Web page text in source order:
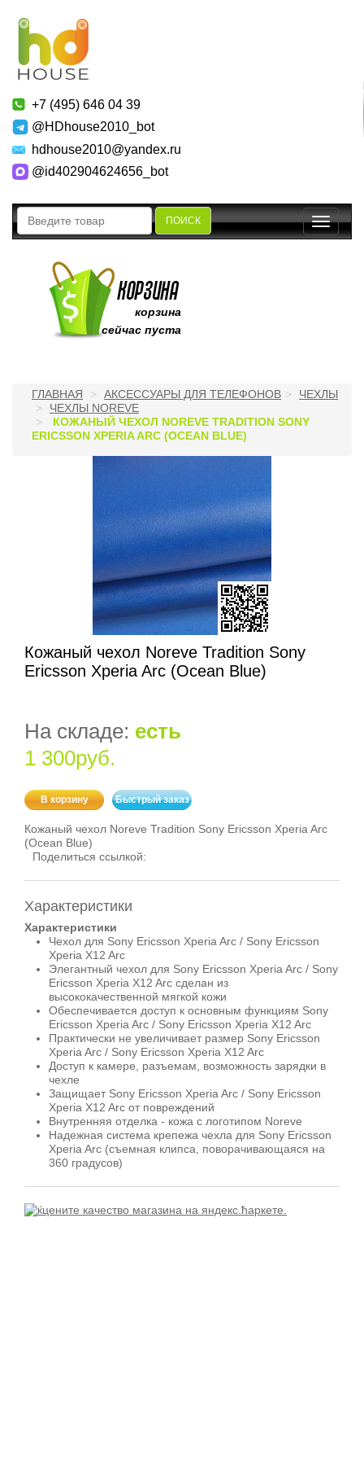
+7 (495) 646 04 39
@HDhouse2010_bot
hdhouse2010@yandex.ru
@id402904624656_bot
ПОИСК
Toggle
корзина
сейчас пуста
ГЛАВНАЯ АКСЕССУАРЫ ДЛЯ ТЕЛЕФОНОВ
ЧЕХЛЫ
ЧЕХЛЫ NOREVE
КОЖАНЫЙ ЧЕХОЛ NOREVE TRADITION SONY
ERICSSON XPERIA ARC (OCEAN BLUE)
Кожаный чехол Noreve Tradition Sony
Ericsson Xperia Arc (Ocean Blue)
На складе: есть
1 300руб.
В корзину Быстрый заказ
Кожаный чехол Noreve Tradition Sony Ericsson Xperia Arc
(Ocean Blue)
Поделиться ссылкой:
Характеристики
Характеристики
Чехол для Sony Ericsson Xperia Arc / Sony Ericsson
Xperia X12 Arc
Элегантный чехол для Sony Ericsson Xperia Arc / Sony
Ericsson Xperia X12 Arc сделан из
высококачественной мягкой кожи
Обеспечивается доступ к основным функциям Sony
Ericsson Xperia Arc / Sony Ericsson Xperia X12 Arc
Практически не увеличивает размер Sony Ericsson
Xperia Arc / Sony Ericsson Xperia X12 Arc
Доступ к камере, разъемам, возможность зарядки в
чехле
Защищает Sony Ericsson Xperia Arc / Sony Ericsson
Xperia X12 Arc от повреждений
Внутренняя отделка - кожа с логотипом Noreve
Надежная система крепежа чехла для Sony Ericsson
Xperia Arc (съемная клипса, поворачивающаяся на
360 градусов)